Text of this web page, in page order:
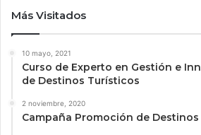
Más Visitados
10 mayo, 2021
Curso de Experto en Gestión e
de Destinos Turísticos
2 noviembre, 2020
Campaña Promoción de Destinos